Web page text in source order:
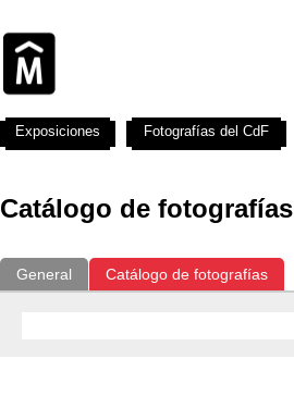
Catálogo de fotografías
General Catálogo de fotografías
Exposiciones Fotografías del CdF